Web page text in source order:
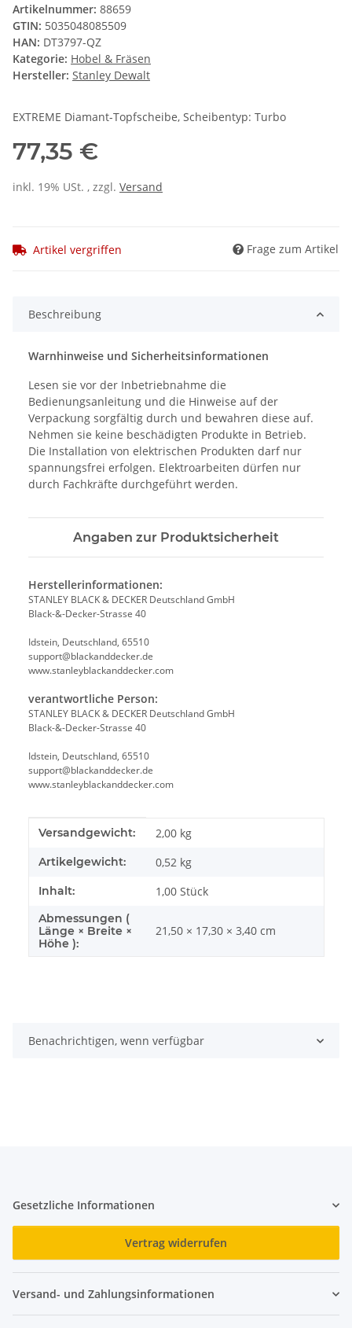
Artikelnummer: 88659
GTIN: 5035048085509
HAN: DT3797-QZ
Kategorie: Hobel & Fräsen
Hersteller: Stanley Dewalt
EXTREME Diamant-Topfscheibe, Scheibentyp: Turbo
77,35 €
inkl. 19% USt. , zzgl. Versand
Artikel vergriffen Frage zum Artikel
Beschreibung
Warnhinweise und Sicherheitsinformationen
Lesen sie vor der Inbetriebnahme die
Bedienungsanleitung und die Hinweise auf der
Verpackung sorgfältig durch und bewahren diese auf.
Nehmen sie keine beschädigten Produkte in Betrieb.
Die Installation von elektrischen Produkten darf nur
spannungsfrei erfolgen. Elektroarbeiten dürfen nur
durch Fachkräfte durchgeführt werden.
Angaben zur Produktsicherheit
Herstellerinformationen:
STANLEY BLACK & DECKER Deutschland GmbH
Black-&-Decker-Strasse 40
Idstein, Deutschland, 65510
support@blackanddecker.de
www.stanleyblackanddecker.com
verantwortliche Person:
STANLEY BLACK & DECKER Deutschland GmbH
Black-&-Decker-Strasse 40
Idstein, Deutschland, 65510
support@blackanddecker.de
www.stanleyblackanddecker.com
Produkteigenschaft
Wert
Versandgewicht: 2,00 kg
Artikelgewicht: 0,52 kg
Inhalt: 1,00 Stück
Abmessungen (
Länge × Breite ×
Höhe ):
21,50 × 17,30 × 3,40 cm
Benachrichtigen, wenn verfügbar
Gesetzliche Informationen
Vertrag widerrufen
Versand- und Zahlungsinformationen